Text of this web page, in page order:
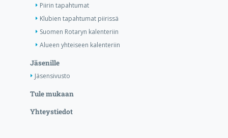
Piirin tapahtumat
Klubien tapahtumat piirissä
Suomen Rotaryn kalenteriin
Alueen yhteiseen kalenteriin
Jäsenille
Jäsensivusto
Tule mukaan
Yhteystiedot